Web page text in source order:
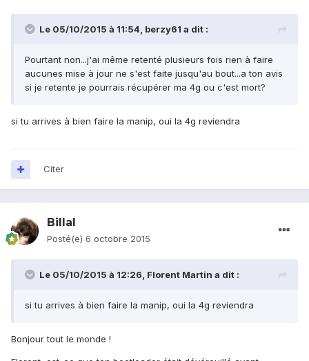
Le 05/10/2015 à 11:54, berzy61 a dit :
Pourtant non...j'ai même retenté plusieurs fois rien à faire
aucunes mise à jour ne s'est faite jusqu'au bout...a ton avis
si je retente je pourrais récupérer ma 4g ou c'est mort?
si tu arrives à bien faire la manip, oui la 4g reviendra
Citer
Billal
Posté(e) 6 octobre 2015
Le 05/10/2015 à 12:26, Florent Martin a dit :
si tu arrives à bien faire la manip, oui la 4g reviendra
Bonjour tout le monde !